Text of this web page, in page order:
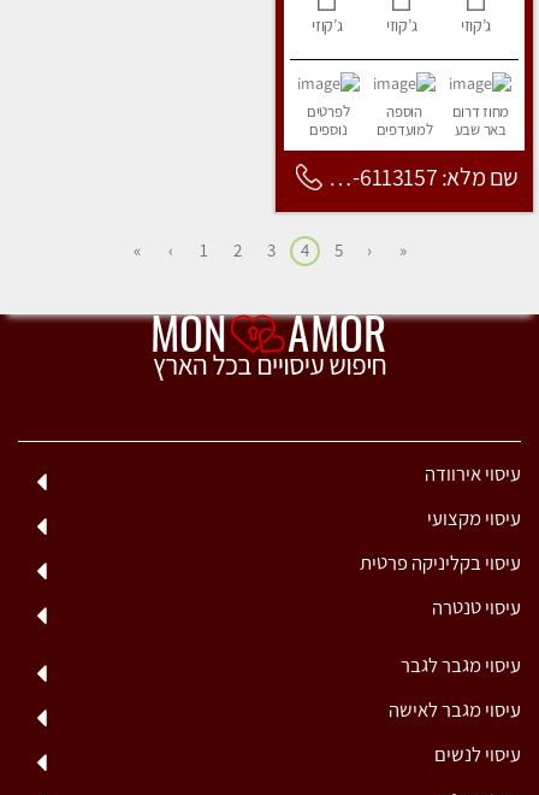
ג’קוזי ג’קוזי ג’קוזי
מחוז דרום
באר שבע
הוספה
למועדפים
לפרטים
נוספים
שם מלא: 053-6113157
«
‹
5
4
3
2
1
›
»
עיסוי אירוודה
עיסוי מקצועי
עיסוי בקליניקה פרטית
עיסוי טנטרה
עיסוי מגבר לגבר
עיסוי מגבר לאישה
עיסוי לנשים